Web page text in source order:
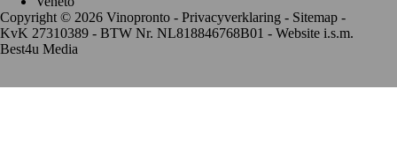
Copyright © 2026 Vinopronto - Privacyverklaring - Sitemap -
KvK 27310389 - BTW Nr. NL818846768B01 - Website i.s.m.
Best4u Media